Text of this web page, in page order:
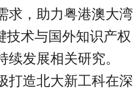
求，助力粤港澳大湾
技术与国外知识产权
发展相关研究。
打造北大新工科在深